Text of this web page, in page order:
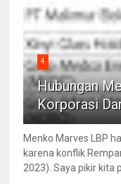
4
Hubungan
Korporasi
Menko Marves LBP
karena konflik
2023). Saya pikir kita